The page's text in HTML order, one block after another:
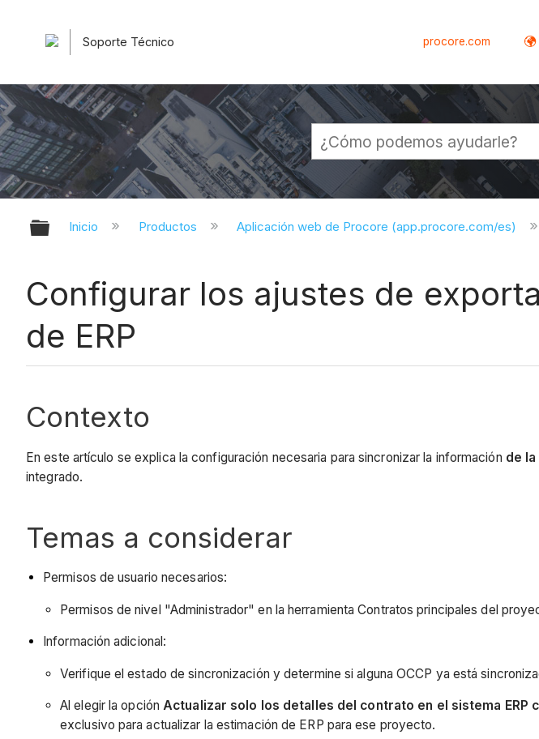
Soporte Técnico procore.com
Expandir/contraer jerarquía global
Inicio Productos Aplicación web de Procore (app.procore.com/es)
Configurar los ajustes de
de ERP
Contexto
En este artículo se explica la configuración necesaria para sincronizar la información de
integrado.
Temas a considerar
Permisos de usuario necesarios:
Permisos de nivel "Administrador" en la herramienta Contratos principales del
Información adicional:
Verifique el estado de sincronización y determine si alguna OCCP ya está
Al elegir la opción Actualizar solo los detalles del contrato en el sistema ERP
exclusivo para actualizar la estimación de ERP para ese proyecto.